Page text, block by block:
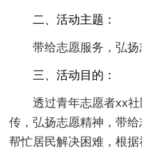
二、活动主题：
带给志愿服务，弘扬
三、活动目的：
透过青年志愿者xx社
传，弘扬志愿精神，带
帮忙居民解决困难，根